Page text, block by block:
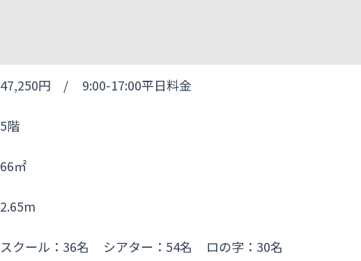
47,250円 / 9:00-17:00平日料金
5階
66㎡
2.65m
スクール：36名 シアター：54名 ロの字：30名